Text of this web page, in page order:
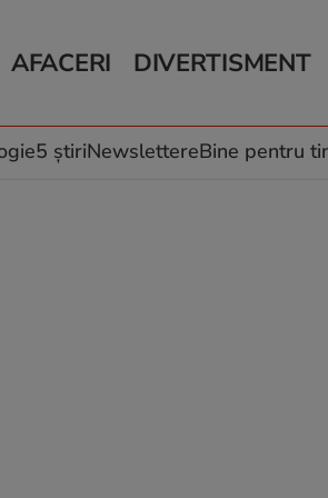
AFACERI
Auto
Locuri de muncă
DIVERTISMENT
Horoscop
Muzică și Filme
5 știriNewslettereBine pentru